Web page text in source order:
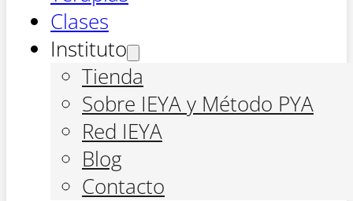
Clases
Instituto
Tienda
Sobre IEYA y Método PYA
Red IEYA
Blog
Contacto